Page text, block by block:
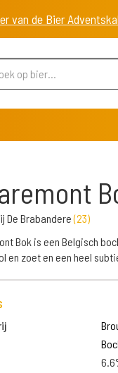
van de Bier
De Brabandere(23)
Bok is een Belgisch
en zoet en een heel